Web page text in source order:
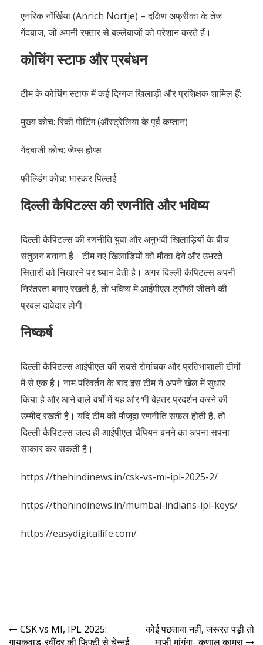
एनरिक नॉर्खिया (Anrich Nortje) – दक्षिण अफ्रीका के तेज
गेंदबाज, जो अपनी रफ्तार से बल्लेबाजों को परेशान करते हैं।
कोचिंग स्टाफ और प्रबंधन
टीम के कोचिंग स्टाफ में कई दिग्गज खिलाड़ी और प्रशिक्षक शामिल हैं:
मुख्य कोच: रिकी पोंटिंग (ऑस्ट्रेलिया के पूर्व कप्तान)
गेंदबाजी कोच: जेम्स होप्स
फील्डिंग कोच: भास्कर पिल्लई
दिल्ली कैपिटल्स की रणनीति और भविष्य
दिल्ली कैपिटल्स की रणनीति युवा और अनुभवी खिलाड़ियों के बीच
संतुलन बनाना है। टीम नए खिलाड़ियों को मौका देने और उभरते
सितारों को निखारने पर ध्यान देती है। अगर दिल्ली कैपिटल्स अपनी
निरंतरता बनाए रखती है, तो भविष्य में आईपीएल ट्रॉफी जीतने की
प्रबल दावेदार होगी।
निष्कर्ष
दिल्ली कैपिटल्स आईपीएल की सबसे रोमांचक और प्रतिभाशाली टीमों
में से एक है। नाम परिवर्तन के बाद इस टीम ने अपने खेल में सुधार
किया है और आने वाले वर्षों में यह और भी बेहतर प्रदर्शन करने की
उम्मीद रखती है। यदि टीम की मौजूदा रणनीति सफल होती है, तो
दिल्ली कैपिटल्स जल्द ही आईपीएल चैंपियन बनने का अपना सपना
साकार कर सकती है।
https://thehindinews.in/csk-vs-mi-ipl-2025-2/
https://thehindinews.in/mumbai-indians-ipl-keys/
https://easydigitallife.com/
CSK vs MI, IPL 2025:
गायकवाड़-रवींद्र की फिफ्टी से चेन्नई
कोई पछतावा नहीं, जरूरत पड़ी तो
माफी मांगूंगा- कुणाल कामरा